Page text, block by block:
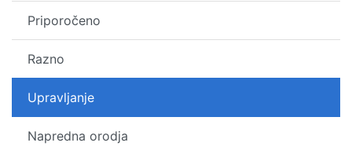
Priporočeno
Razno
Upravljanje
Napredna orodja